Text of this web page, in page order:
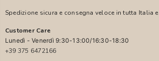
Spedizione sicura e consegna veloce in tutta Italia
Customer Care
Lunedì - Venerdì 9:30-13:00/16:30-18:30
+39 375 6472166